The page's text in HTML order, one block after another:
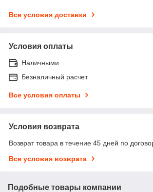
Все условия доставки
Условия оплаты
Наличными
Безналичный расчет
Все условия оплаты
Условия возврата
Возврат товара в течение 45 дней по
Все условия возврата
Подобные товары компании